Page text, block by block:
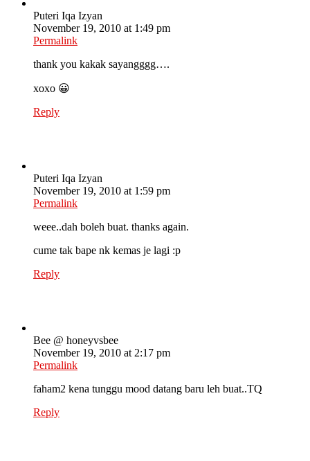
Puteri Iqa Izyan
November 19, 2010 at 1:49 pm
Permalink
thank you kakak sayangggg….
xoxo 😀
Reply
Puteri Iqa Izyan
November 19, 2010 at 1:59 pm
Permalink
weee..dah boleh buat. thanks again.
cume tak bape nk kemas je lagi :p
Reply
Bee @ honeyvsbee
November 19, 2010 at 2:17 pm
Permalink
faham2 kena tunggu mood datang baru leh buat..TQ
Reply